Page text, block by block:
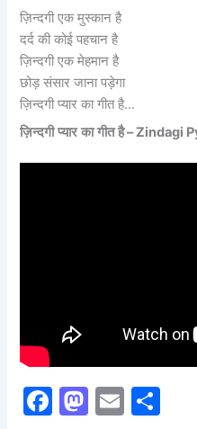
ज़िन्दगी एक मुस्कान है
दर्द की कोई पहचान है
ज़िन्दगी एक मेहमान है
छोड़ संसार जाना पड़ेगा
ज़िन्दगी प्यार का गीत है…
ज़िन्दगी प्यार का गीत है– Zindagi
F
M E